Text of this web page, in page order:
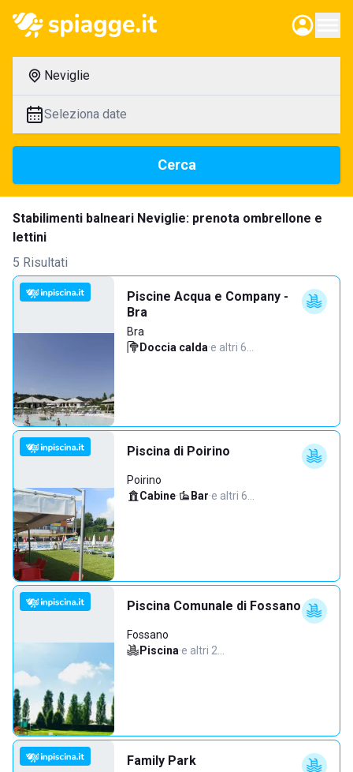
Neviglie
Seleziona date
Cerca
Stabilimenti balneari Neviglie: prenota ombrellone e
lettini
5 Risultati
Piscine Acqua e Company -
Bra
Bra
Doccia calda·e altri 6…
Piscina di Poirino
Poirino
Cabine· Bar·e altri 6…
Piscina Comunale di Fossano
Fossano
Piscina·e altri 2…
Family Park